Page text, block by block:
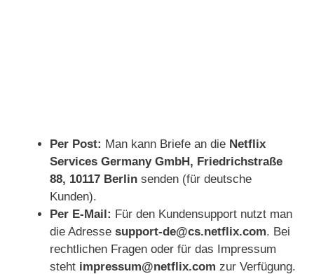
Per Post: Man kann Briefe an die Netflix
Services Germany GmbH, Friedrichstraße
88, 10117 Berlin senden (für deutsche
Kunden).
Per E-Mail: Für den Kundensupport nutzt man
die Adresse support-de@cs.netflix.com. Bei
rechtlichen Fragen oder für das Impressum
steht impressum@netflix.com zur Verfügung.